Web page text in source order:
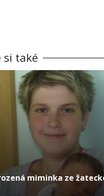
si také
miminka ze